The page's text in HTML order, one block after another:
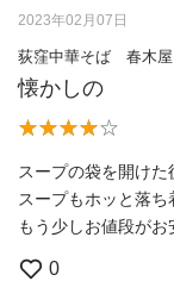
2023年02月07日
荻窪中華そば 春木屋
懐かしの
スープの袋を開け
スープもホッと落ち
もう少しお値段がお
0